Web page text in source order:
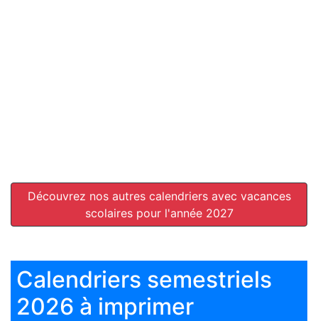
Découvrez nos autres calendriers avec vacances
scolaires pour l'année 2027
Calendriers semestriels
2026 à imprimer